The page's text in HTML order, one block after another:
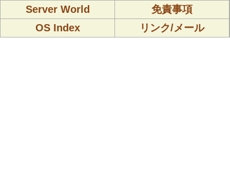
Server World
免責事項
OS Index
リンク/メール